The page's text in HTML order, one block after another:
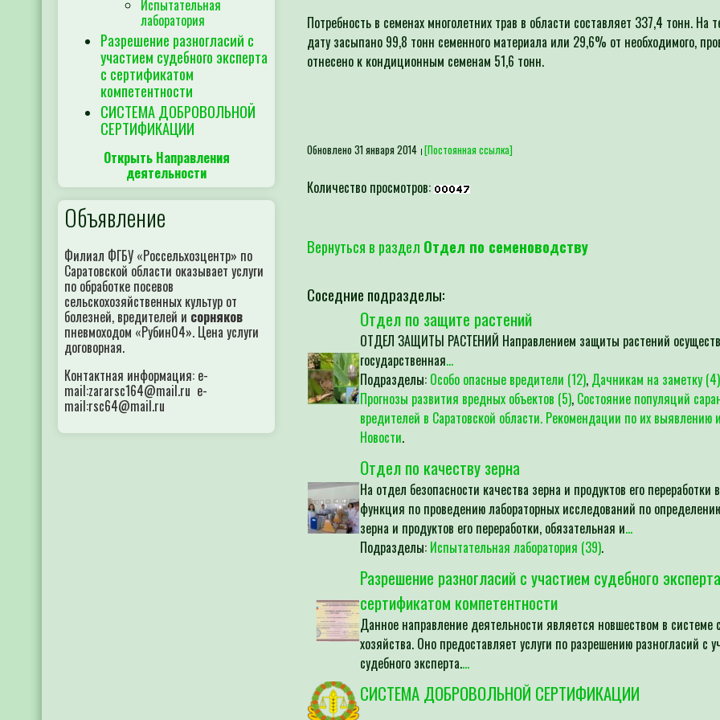
Испытательная
лаборатория
Разрешение разногласий с
участием судебного эксперта
с сертификатом
компетентности
СИСТЕМА ДОБРОВОЛЬНОЙ
СЕРТИФИКАЦИИ
Открыть Направления
деятельности
Объявление
Филиал ФГБУ «Россельхозцентр» по
Саратовской области оказывает услуги
по обработке посевов
сельскохозяйственных культур от
болезней, вредителей и сорняков
пневмоходом «Рубин04». Цена услуги
договорная.
Контактная информация: e-
mail:zararsc164@mail.ru e-
mail:rsc64@mail.ru
Потребность в семенах многолетних трав в области составляет 337,4 тонн. На
дату засыпано 99,8 тонн семенного материала или 29,6% от необходимого,
отнесено к кондиционным семенам 51,6 тонн.
Обновлено 31 января 2014 [Постоянная ссылка]
Количество просмотров:
Вернуться в раздел Отдел по семеноводству
Соседние подразделы:
Отдел по защите растений
ОТДЕЛ ЗАЩИТЫ РАСТЕНИЙ Направлением защиты растений
государственная...
Подразделы: Особо опасные вредители (12), Дачникам на заметку (4)
Прогнозы развития вредных объектов (5), Состояние популяций
вредителей в Саратовской области. Рекомендации по их выявлению
Новости.
Отдел по качеству зерна
На отдел безопасности качества зерна и продуктов его переработки
функция по проведению лабораторных исследований по
зерна и продуктов его переработки, обязательная и...
Подразделы: Испытательная лаборатория (39).
Разрешение разногласий с участием судебного
сертификатом компетентности
Данное направление деятельности является новшеством в системе
хозяйства. Оно предоставляет услуги по разрешению разногласий с
судебного эксперта....
СИСТЕМА ДОБРОВОЛЬНОЙ СЕРТИФИКАЦИИ